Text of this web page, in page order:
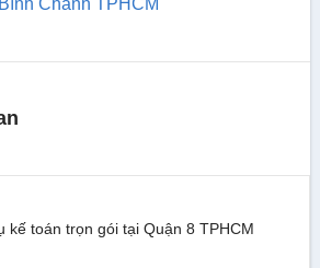
Chánh TPHCM
kế toán trọn gói tại Quận 8 TPHCM